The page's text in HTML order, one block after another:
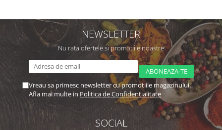
NEWSLETTER
Nu rata ofertele si promotiile noastre
Vreau sa primesc newsletter cu promotiile magazinului.
Afla mai multe in Politica de Confidentialitate
SOCIAL